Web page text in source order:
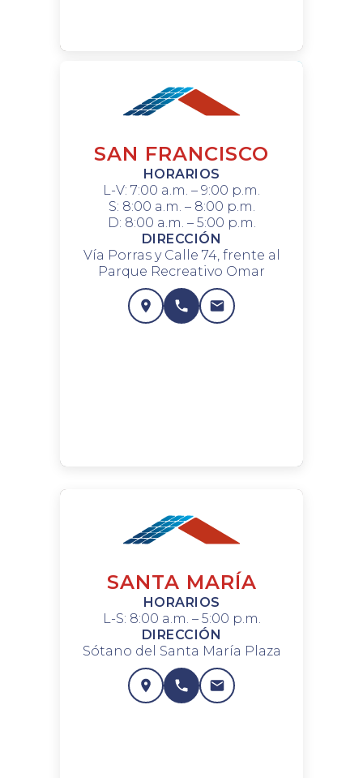
SAN FRANCISCO
HORARIOS
L-V: 7:00 a.m. – 9:00 p.m.
S: 8:00 a.m. – 8:00 p.m.
D: 8:00 a.m. – 5:00 p.m.
DIRECCIÓN
Vía Porras y Calle 74, frente al
Parque Recreativo Omar
SANTA MARÍA
HORARIOS
L-S: 8:00 a.m. – 5:00 p.m.
DIRECCIÓN
Sótano del Santa María Plaza